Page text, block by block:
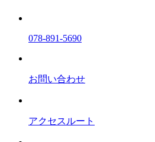
078-891-5690
お問い合わせ
アクセスルート